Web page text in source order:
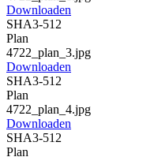
Downloaden
SHA3-512
Plan
4722_plan_3.jpg
Downloaden
SHA3-512
Plan
4722_plan_4.jpg
Downloaden
SHA3-512
Plan